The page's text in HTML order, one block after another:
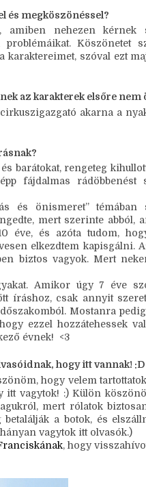
Mindenből tanultam
:)
és megköszönéssel?
nehezen kérnek
karaktereimet, szóval ezt
az karakterek elsőre nem
akarna a
barátokat, rengeteg
fájdalmas rádöbbenést
és önismeret” témában
mert szerinte abból,
éve, és azóta tudom,
elkezdtem kapisgálni.
biztos vagyok. Mert
Amikor úgy 7 éve
íráshoz, csak annyit
ezzel hozzátehessek
évnek! <3
hogy itt vannak!
hogy velem
itt vagytok! :) Külön
mert rólatok
a botok, és
vagytok itt olvasók.)